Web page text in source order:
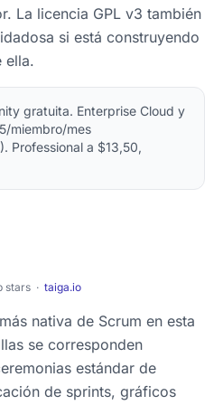
La licencia GPL v3 también
si está construyendo
ella.
gratuita. Enterprise Cloud y
miembro/mes
Professional a $13,50,
stars · taiga.io
nativa de Scrum en esta
se corresponden
estándar de
de sprints, gráficos